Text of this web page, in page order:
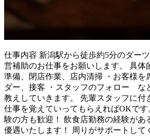
仕事内容 新潟駅から徒歩約5分のダー
営補助のお仕事をお願いします。 具体
準備、閉店作業、店内清掃 ・お客様を
ダー、接客 ・スタッフのフォロー な
教えしていきます。 先輩スタッフに付
仕事を覚えていってもらえればOKで
験の方も歓迎！ 飲食店勤務の経験があ
優遇いたします！ 周りがサポートして